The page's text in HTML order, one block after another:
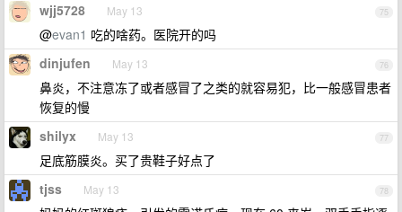
75
wjj5728 May 13
@evan1 吃的啥药。医院开的吗
76
dinjufen May 13
鼻炎，不注意冻了或者感冒了之类的就容易犯，比一般感冒患者
恢复的慢
77
shilyx May 13
足底筋膜炎。买了贵鞋子好点了
78
tjss May 13